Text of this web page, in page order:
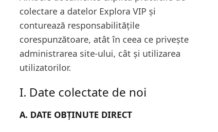
colectare a datelor Explora VIP și
conturează responsabilitățile
corespunzătoare, atât în ceea ce privește
administrarea site-ului, cât și utilizarea
utilizatorilor.
I. Date colectate de noi
A. DATE OBŢINUTE DIRECT